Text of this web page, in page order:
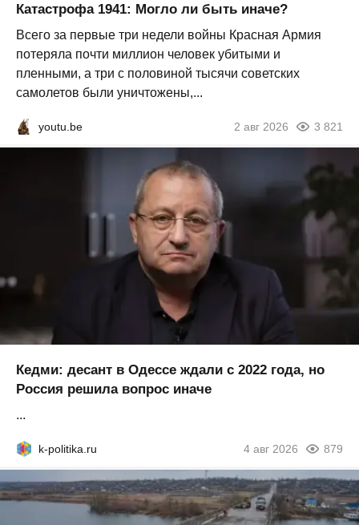
Катастрофа 1941: Могло ли быть иначе?
Всего за первые три недели войны Красная Армия
потеряла почти миллион человек убитыми и
пленными, а три с половиной тысячи советских
самолетов были уничтожены,...
youtu.be 2 авг 2026 3 821
Кедми: десант в Одессе ждали с 2022 года, но
Россия решила вопрос иначе
...
k-politika.ru 4 авг 2026 879